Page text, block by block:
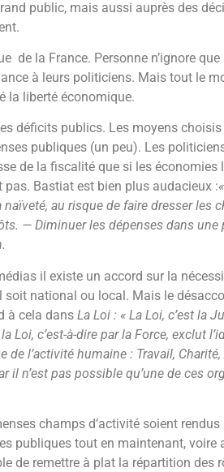
public, mais aussi auprès des
de la France. Personne n’ignore
à leurs politiciens. Mais tout le
la liberté économique.
déficits publics. Les moyens
publiques (un peu). Les
de la fiscalité que si les économies
Bastiat est bien plus audacieux :«
au risque de faire dresser les
— Diminuer les dépenses dans
il existe un accord sur la
soit national ou local. Mais le
à cela dans La Loi : « La Loi, c’est la
c’est-à-dire par la Force, exclut
l’activité humaine : Travail,
il n’est pas possible qu’une de ces
champs d’activité soient
publiques tout en maintenant, voire
de remettre à plat la répartition des